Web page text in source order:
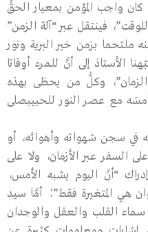
واجب المؤمن بمعيار الحقِّ
للوقت”، فينتقل عبر “آلة الزمن”
ملتحما بزمن خير البرية ونور
إلى أنَّ للمرء أوقاتا
وكلُّ من يحظى بهذه
مع عصر النور للحبيبصلى
سجن شهواته وأهوائه، أو
السفر عبر الأزمان، ولا على
“أنَّ اليوم يشبه الأمس،
هي المتغيرة فقط”؛ أمَّا سيد
سماء القلب والعقل والوجدان